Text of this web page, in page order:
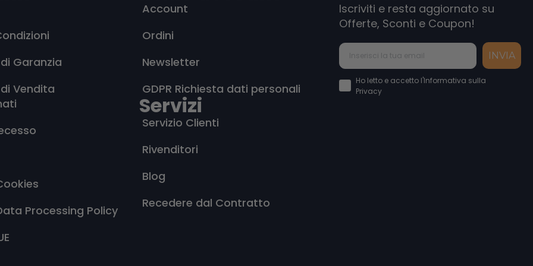
Garanzia
Vendita
Processing Policy
Account
Ordini
Newsletter
GDPR Richiesta dati personali
Servizi
Servizio Clienti
Rivenditori
Blog
Recedere dal Contratto
Iscriviti e resta aggiornato su
Offerte, Sconti e Coupon!
INVIA
Accettazione Privacy Policy
Ho letto e accetto l'Informativa sulla
Privacy